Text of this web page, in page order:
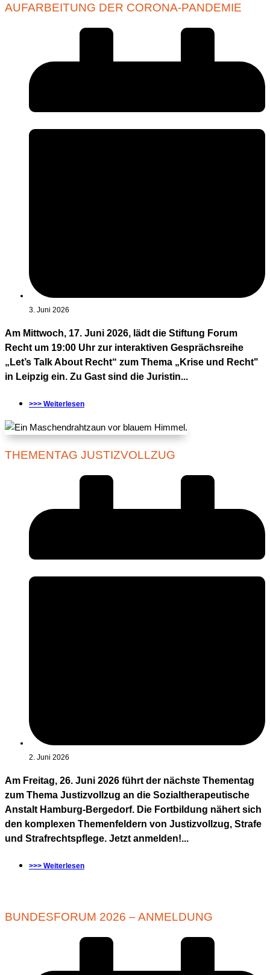
AUFARBEITUNG DER CORONA-PANDEMIE
3. Juni 2026
Am Mittwoch, 17. Juni 2026, lädt die Stiftung Forum
Recht um 19:00 Uhr zur interaktiven Gesprächsreihe
„Let’s Talk About Recht“ zum Thema „Krise und Recht"
in Leipzig ein. Zu Gast sind die Juristin...
>>> Weiterlesen
THEMENTAG JUSTIZVOLLZUG
2. Juni 2026
Am Freitag, 26. Juni 2026 führt der nächste Thementag
zum Thema Justizvollzug an die Sozialtherapeutische
Anstalt Hamburg-Bergedorf. Die Fortbildung nähert sich
den komplexen Themenfeldern von Justizvollzug, Strafe
und Strafrechtspflege. Jetzt anmelden!...
>>> Weiterlesen
BUNDESFORUM 2026 – ANMELDUNG